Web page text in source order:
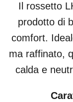
Il rossetto
prodotto di
comfort.
ma raffinato,
calda e